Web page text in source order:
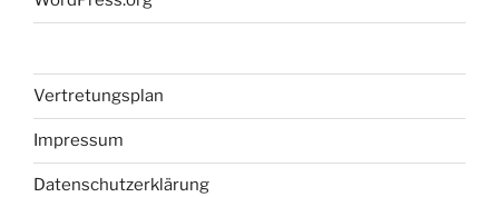
Vertretungsplan
Impressum
Datenschutzerklärung